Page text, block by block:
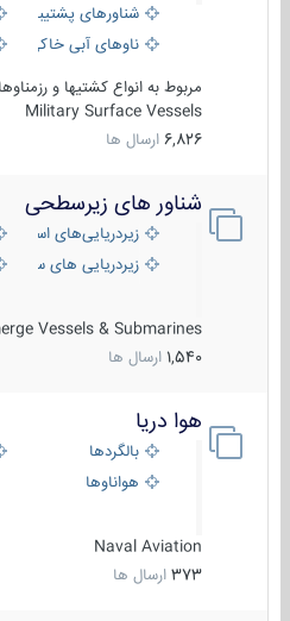
شناورهای پشتیبانی
ناوهای آبی خاکی و
مربوط به انواع کشتیها و رزمناوها
Military Surface Vessels
6,826 ارسال ها
شناور های زیرسطحی
زیردریایی‌های استراتژیک
زیردریایی های سبک
Vessels & Submarines
1,540 ارسال ها
هوا دریا
بالگردها
هواناوها
Naval Aviation
373 ارسال ها